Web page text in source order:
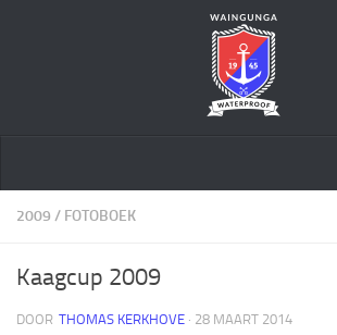
Home
Speltakken
Activiteiten
2009 / FOTOBOEK
Kaagcup 2009
DOOR THOMAS KERKHOVE · 28 MAART 2014